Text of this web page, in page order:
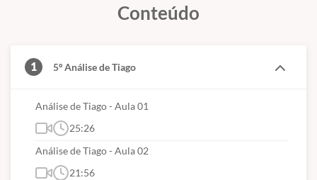
Conteúdo
1 5º Análise de Tiago
Análise de Tiago - Aula 01
25:26
Análise de Tiago - Aula 02
21:56